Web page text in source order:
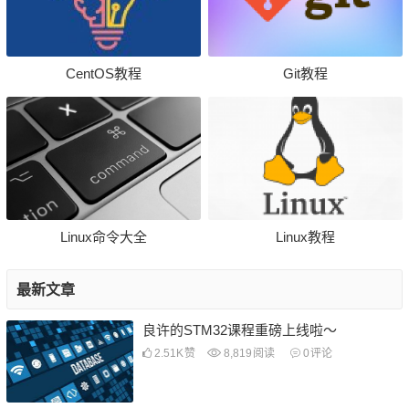
CentOS教程 Git教程
Linux命令大全 Linux教程
最新文章
良许的STM32课程重磅上线啦～
2.51K赞 8,819 阅读 0评论